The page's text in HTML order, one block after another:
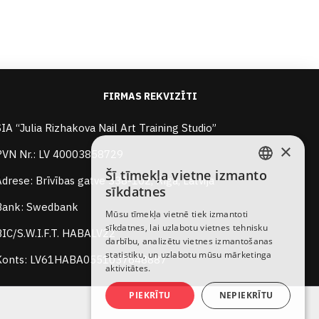
FIRMAS REKVIZĪTI
“Julia Rizhakova Nail Art Training Studio”
Nr.: LV 40003858729
Brīvības gatve 338-102, Rīga, Latvija
Swedbank
S.W.I.F.T. HABALV22
LV61HABA0551037648887
LATVIAN
ENGLISH
×
Šī tīmekļa vietne izmanto
sīkdatnes
Mūsu tīmekļa vietnē tiek izmantoti
sīkdatnes, lai uzlabotu vietnes tehnisku
darbību, analizētu vietnes izmantošanas
statistiku, un uzlabotu mūsu mārketinga
aktivitātes.
PIEKRĪTU NEPIEKRĪTU